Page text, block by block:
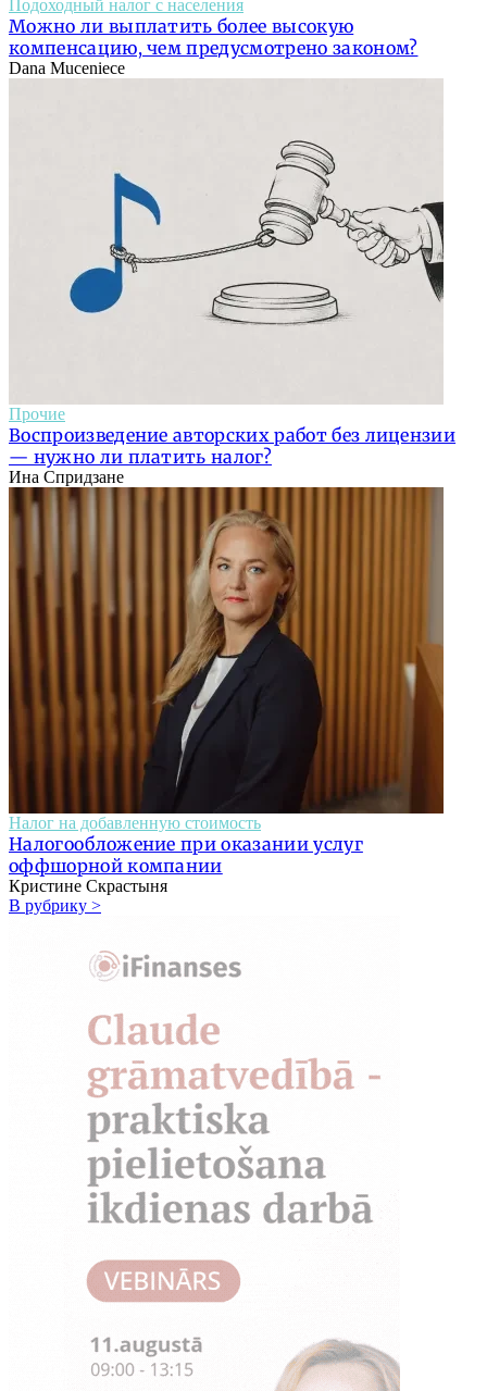
Подоходный налог с населения
Можно ли выплатить более высокую
компенсацию, чем предусмотрено законом?
Dana Muceniece
Прочие
Воспроизведение авторских работ без лицензии
— нужно ли платить налог?
Ина Спридзане
Налог на добавленную стоимость
Налогообложение при оказании услуг
оффшорной компании
Кристине Скрастыня
В рубрику >